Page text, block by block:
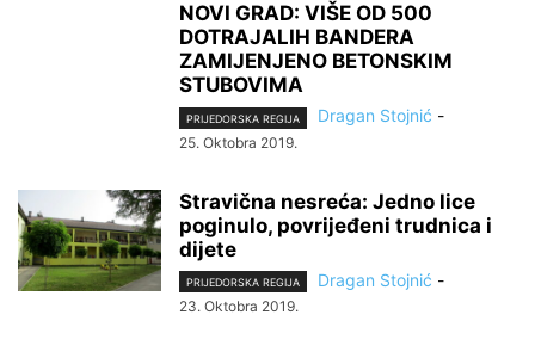
NOVI GRAD: VIŠE OD 500
DOTRAJALIH BANDERA
ZAMIJENJENO BETONSKIM
STUBOVIMA
PRIJEDORSKA REGIJA Dragan Stojnić -
25. Oktobra 2019.
Stravična nesreća: Jedno lice
poginulo, povrijeđeni trudnica i
dijete
PRIJEDORSKA REGIJA Dragan Stojnić -
23. Oktobra 2019.